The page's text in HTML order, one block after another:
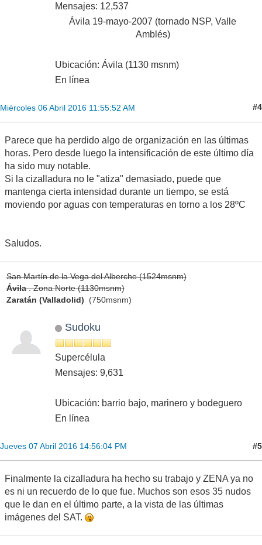
Mensajes: 12,537
Ávila 19-mayo-2007 (tornado NSP, Valle
Amblés)
Ubicación: Ávila (1130 msnm)
En línea
Miércoles 06 Abril 2016 11:55:52 AM #4
Parece que ha perdido algo de organización en las últimas
horas. Pero desde luego la intensificación de este último día
ha sido muy notable.
Si la cizalladura no le "atiza" demasiado, puede que
mantenga cierta intensidad durante un tiempo, se está
moviendo por aguas con temperaturas en torno a los 28ºC
Saludos.
San Martín de la Vega del Alberche (1524msnm)
Ávila. Zona Norte (1130msnm)
Zaratán (Valladolid) (750msnm)
Sudoku
Supercélula
Mensajes: 9,631
Ubicación: barrio bajo, marinero y bodeguero
En línea
Jueves 07 Abril 2016 14:56:04 PM #5
Finalmente la cizalladura ha hecho su trabajo y ZENA ya no
es ni un recuerdo de lo que fue. Muchos son esos 35 nudos
que le dan en el último parte, a la vista de las últimas
imágenes del SAT.